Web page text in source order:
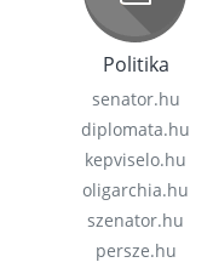
Politika
senator.hu
diplomata.hu
kepviselo.hu
oligarchia.hu
szenator.hu
persze.hu